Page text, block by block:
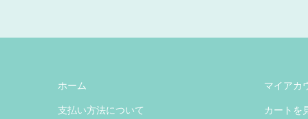
ホーム
支払い方法について
マイアカ
カートを